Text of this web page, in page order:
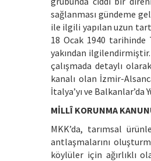
sağlanması gündeme
ile ilgili yapılan uzun
18 Ocak 1940 tarihinde
yakından
çalışmada detaylı
kanalı olan İzmir-
İtalya’yı ve
MİLLÎ KORUNMA
MKK’da, tarımsal
antlaşmalarını
köylüler için ağırlıklı